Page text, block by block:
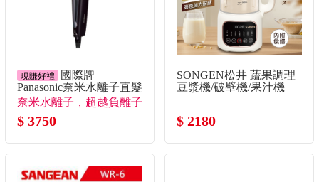
現賺好禮
國際牌
Panasonic奈米水離子直髮
捲燙器
奈米水離子，超越負離子
1000倍的保濕力。
$ 3750
SONGEN松井 蔬果調理
豆漿機/破壁機/果汁機
$ 2180